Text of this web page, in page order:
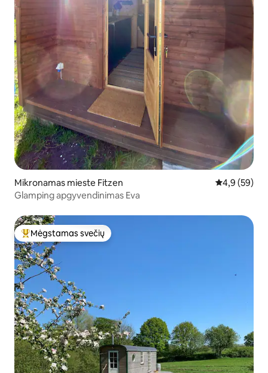
Mikronamas mieste Fitzen Vidutinis
4,9 (59)
Glamping apgyvendinimas Eva
Svečių mėgstamiausias
Mėgstamas svečių